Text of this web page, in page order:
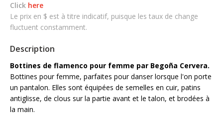
Click here
Le prix en $ est à titre indicatif, puisque les taux de change
fluctuent constamment.
Description
Bottines de flamenco pour femme par Begoña Cervera.
Bottines pour femme, parfaites pour danser lorsque l'on porte
un pantalon. Elles sont équipées de semelles en cuir, patins
antiglisse, de clous sur la partie avant et le talon, et brodées à
la main.